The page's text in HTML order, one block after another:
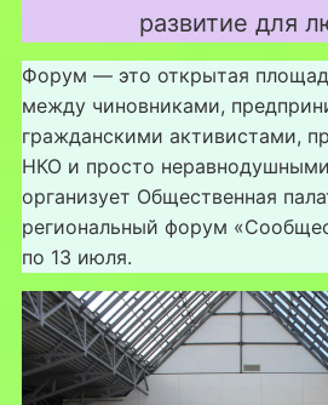
развитие для
Форум — это открытая
между чиновниками,
гражданскими активистами,
НКО и просто
организует Общественная
региональный форум
по 13 июля.